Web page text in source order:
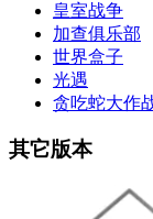
皇室战争
加查俱乐部
世界盒子
光遇
贪吃蛇大作
其它版本